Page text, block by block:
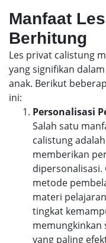
Manfaat
Berhitung
Les privat calistung
yang signifikan
anak. Berikut
ini:
Personalisasi
Salah satu
calistung
memberikan
metode
materi
tingkat
memungkinkan
yang paling